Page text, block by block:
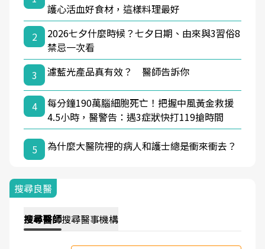
護心活血好食材，這樣料理最好
2
2026七夕什麼時候？七夕日期、由來與3習俗8
禁忌一次看
3
濾藍光產品真有效？ 醫師告訴你
4
每分鐘190萬腦細胞死亡！把握中風黃金救援
4.5小時，醫警告：遇3症狀快打119搶時間
5 為什麼大醫院裡的病人和護士總是衝來衝去？
搜尋良醫
搜尋醫師搜尋醫事機構